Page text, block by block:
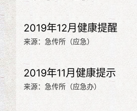
2019年12月健康提醒
来源：急传所（应急）
2019年11月健康提示
来源：急传所（应急办）